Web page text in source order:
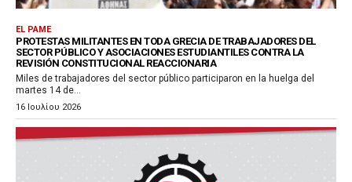
EL PAME
PROTESTAS MILITANTES EN TODA GRECIA DE TRABAJADORES DEL
SECTOR PÚBLICO Y ASOCIACIONES ESTUDIANTILES CONTRA LA
REVISIÓN CONSTITUCIONAL REACCIONARIA
Miles de trabajadores del sector público participaron en la huelga del
martes 14 de...
16 Ιουλίου 2026